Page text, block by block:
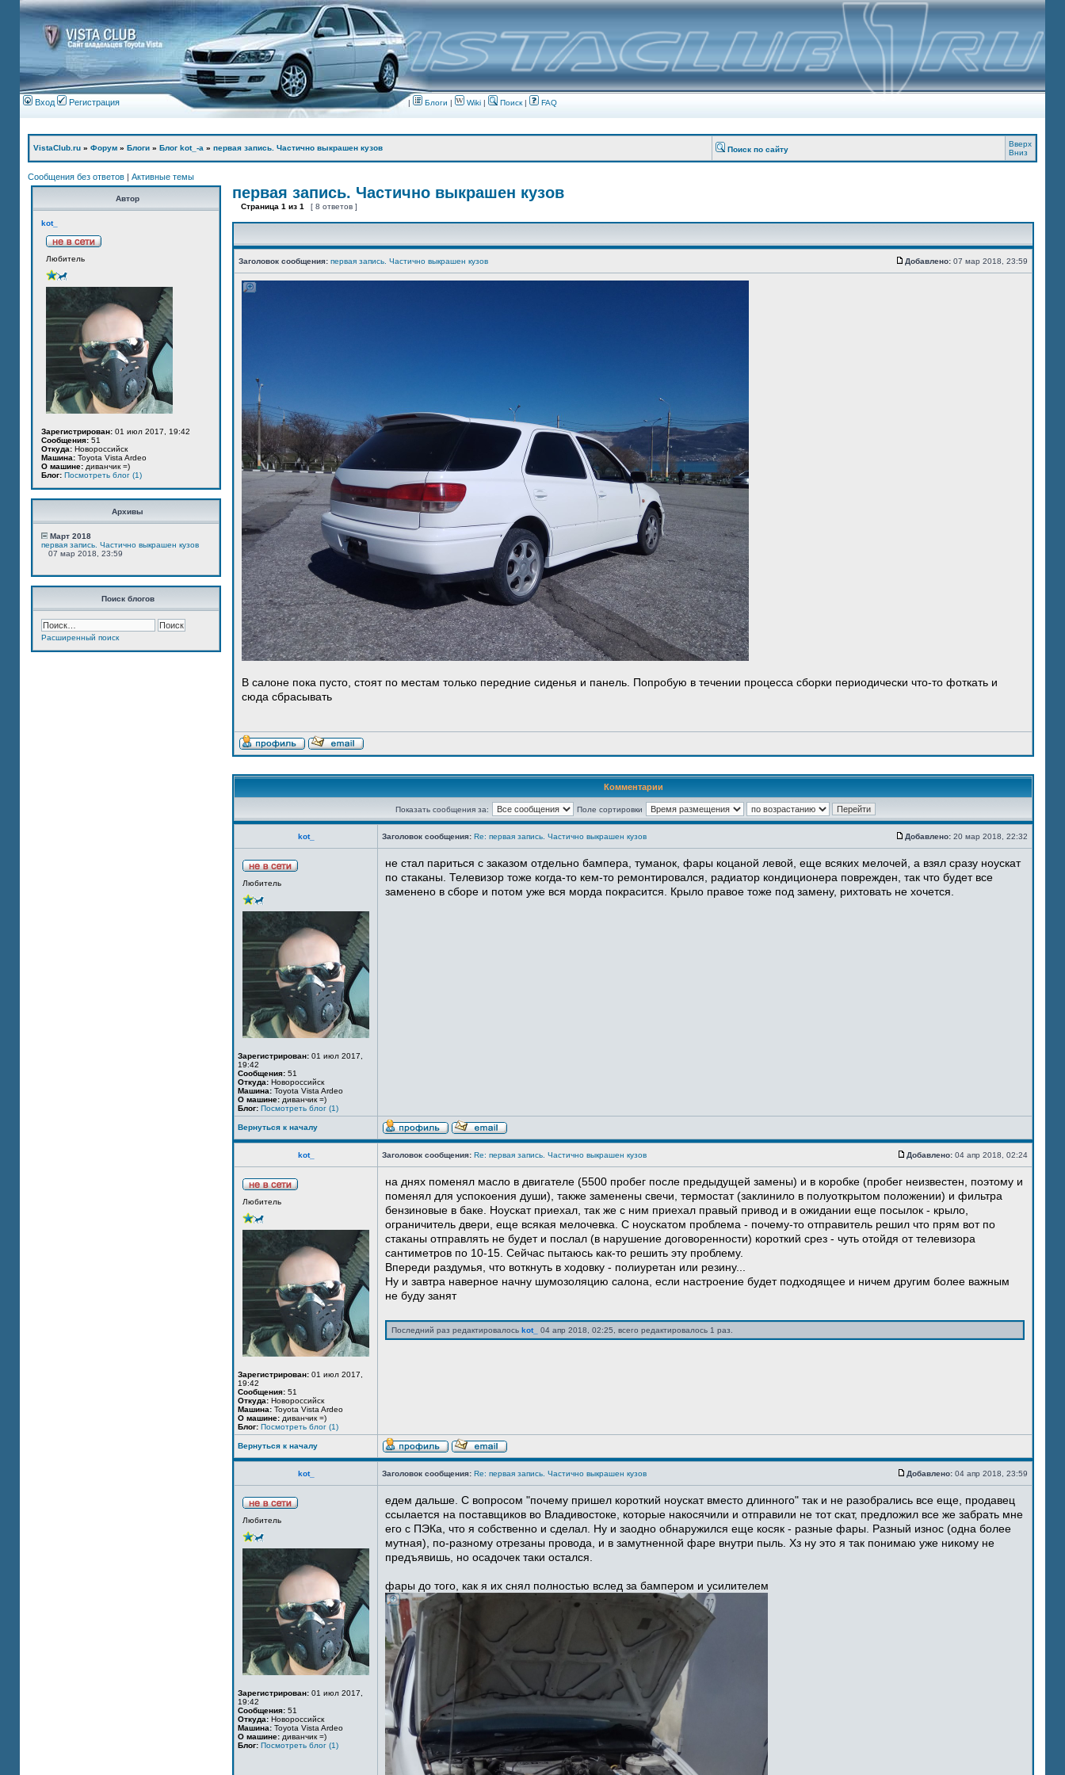
Вход Регистрация | Блоги | Wiki | Поиск| FAQ
VistaClub.ru » Форум » Блоги » Блог kot_-а » первая запись. Частично выкрашен кузов Поиск по сайту
Вверх
Вниз
Сообщения без ответов | Активные темы
Автор
kot_
Любитель
Зарегистрирован: 01 июл 2017, 19:42
Сообщения: 51
Откуда: Новороссийск
Машина: Toyota Vista Ardeo
О машине: диванчик =)
Блог: Посмотреть блог (1)
Архивы
Март 2018
первая запись. Частично выкрашен кузов
07 мар 2018, 23:59
Поиск блогов
Расширенный поиск
первая запись. Частично выкрашен кузов
Страница 1 из 1 [ 8 ответов ]
Заголовок сообщения: первая запись. Частично выкрашен кузов Добавлено: 07 мар 2018, 23:59
В салоне пока пусто, стоят по местам только передние сиденья и панель. Попробую в течении процесса сборки периодически что-то фоткать и
сюда сбрасывать
Комментарии
Показать сообщения за: Поле сортировки
kot_ Заголовок сообщения: Re: первая запись. Частично выкрашен кузов Добавлено: 20 мар 2018, 22:32
Любитель
Зарегистрирован: 01 июл 2017,
19:42
Сообщения: 51
Откуда: Новороссийск
Машина: Toyota Vista Ardeo
О машине: диванчик =)
Блог: Посмотреть блог (1)
не стал париться с заказом отдельно бампера, туманок, фары коцаной левой, еще всяких мелочей, а взял сразу ноускат
по стаканы. Телевизор тоже когда-то кем-то ремонтировался, радиатор кондиционера поврежден, так что будет все
заменено в сборе и потом уже вся морда покрасится. Крыло правое тоже под замену, рихтовать не хочется.
Вернуться к началу
kot_ Заголовок сообщения: Re: первая запись. Частично выкрашен кузов Добавлено: 04 апр 2018, 02:24
Любитель
Зарегистрирован: 01 июл 2017,
19:42
Сообщения: 51
Откуда: Новороссийск
Машина: Toyota Vista Ardeo
О машине: диванчик =)
Блог: Посмотреть блог (1)
на днях поменял масло в двигателе (5500 пробег после предыдущей замены) и в коробке (пробег неизвестен, поэтому и
поменял для успокоения души), также заменены свечи, термостат (заклинило в полуоткрытом положении) и фильтра
бензиновые в баке. Ноускат приехал, так же с ним приехал правый привод и в ожидании еще посылок - крыло,
ограничитель двери, еще всякая мелочевка. С ноускатом проблема - почему-то отправитель решил что прям вот по
стаканы отправлять не будет и послал (в нарушение договоренности) короткий срез - чуть отойдя от телевизора
сантиметров по 10-15. Сейчас пытаюсь как-то решить эту проблему.
Впереди раздумья, что воткнуть в ходовку - полиуретан или резину...
Ну и завтра наверное начну шумозоляцию салона, если настроение будет подходящее и ничем другим более важным
не буду занят
Последний раз редактировалось kot_ 04 апр 2018, 02:25, всего редактировалось 1 раз.
Вернуться к началу
kot_ Заголовок сообщения: Re: первая запись. Частично выкрашен кузов Добавлено: 04 апр 2018, 23:59
Любитель
Зарегистрирован: 01 июл 2017,
19:42
Сообщения: 51
Откуда: Новороссийск
Машина: Toyota Vista Ardeo
О машине: диванчик =)
Блог: Посмотреть блог (1)
едем дальше. С вопросом "почему пришел короткий ноускат вместо длинного" так и не разобрались все еще, продавец
ссылается на поставщиков во Владивостоке, которые накосячили и отправили не тот скат, предложил все же забрать мне
его с ПЭКа, что я собственно и сделал. Ну и заодно обнаружился еще косяк - разные фары. Разный износ (одна более
мутная), по-разному отрезаны провода, и в замутненной фаре внутри пыль. Хз ну это я так понимаю уже никому не
предъявишь, но осадочек таки остался.
фары до того, как я их снял полностью вслед за бампером и усилителем